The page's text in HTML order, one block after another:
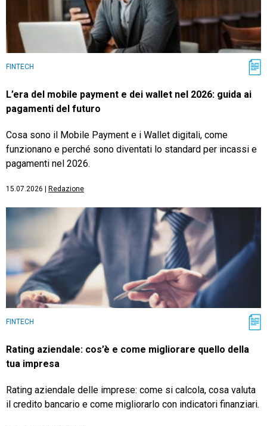
FINTECH
L’era del mobile payment e dei wallet nel 2026: guida ai
pagamenti del futuro
Cosa sono il Mobile Payment e i Wallet digitali, come
funzionano e perché sono diventati lo standard per incassi e
pagamenti nel 2026.
15.07.2026 | Redazione
FINTECH
Rating aziendale: cos’è e come migliorare quello della
tua impresa
Rating aziendale delle imprese: come si calcola, cosa valuta
il credito bancario e come migliorarlo con indicatori finanziari.